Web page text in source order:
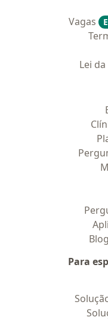
Vagas
Lei
Para